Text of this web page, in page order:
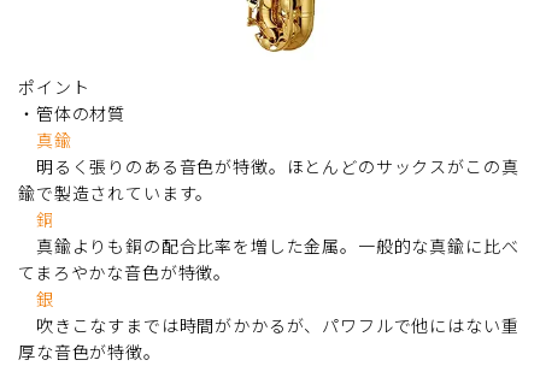
ポイント
・管体の材質
真鍮
明るく張りのある音色が特徴。ほとんどのサックスがこの真
鍮で製造されています。
銅
真鍮よりも銅の配合比率を増した金属。一般的な真鍮に比べ
てまろやかな音色が特徴。
銀
吹きこなすまでは時間がかかるが、パワフルで他にはない重
厚な音色が特徴。